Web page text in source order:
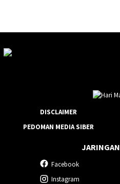
DISCLAIMER
PEDOMAN MEDIA SIBER
Facebook
Instagram